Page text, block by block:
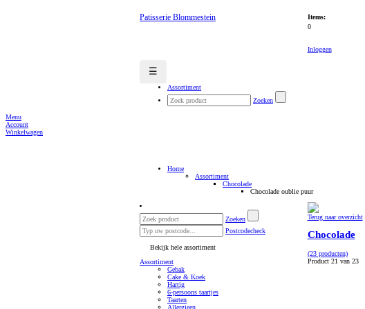
Patisserie Blommestein
Items:
0
Inloggen
☰
Assortiment
Zoeken
Menu
Account
Winkelwagen
Home
Assortiment
Chocolade
Chocolade oublie puur
Zoeken
Postcodecheck
Bekijk hele assortiment
Assortiment
Gebak
Cake & Koek
Hartig
6-persoons taartjes
Taarten
Allergieen
Terug naar overzicht
Chocolade
(23 producten)
Product 21 van 23